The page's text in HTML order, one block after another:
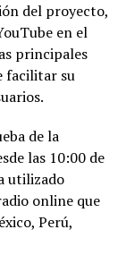
del proyecto,
en el
principales
facilitar su
de la
las 10:00 de
utilizado
online que
Perú,